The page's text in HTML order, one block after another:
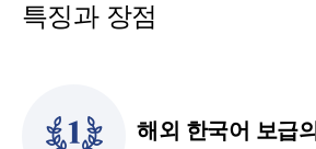
특징과 장점
해외 한국어 보급의